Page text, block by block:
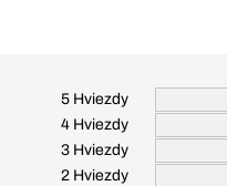
5 Hviezdy
4 Hviezdy
3 Hviezdy
2 Hviezdy